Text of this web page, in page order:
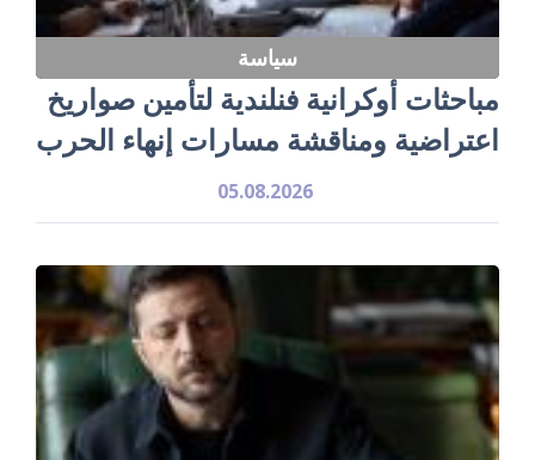
سياسة
مباحثات أوكرانية فنلندية لتأمين صواريخ
اعتراضية ومناقشة مسارات إنهاء الحرب
05.08.2026